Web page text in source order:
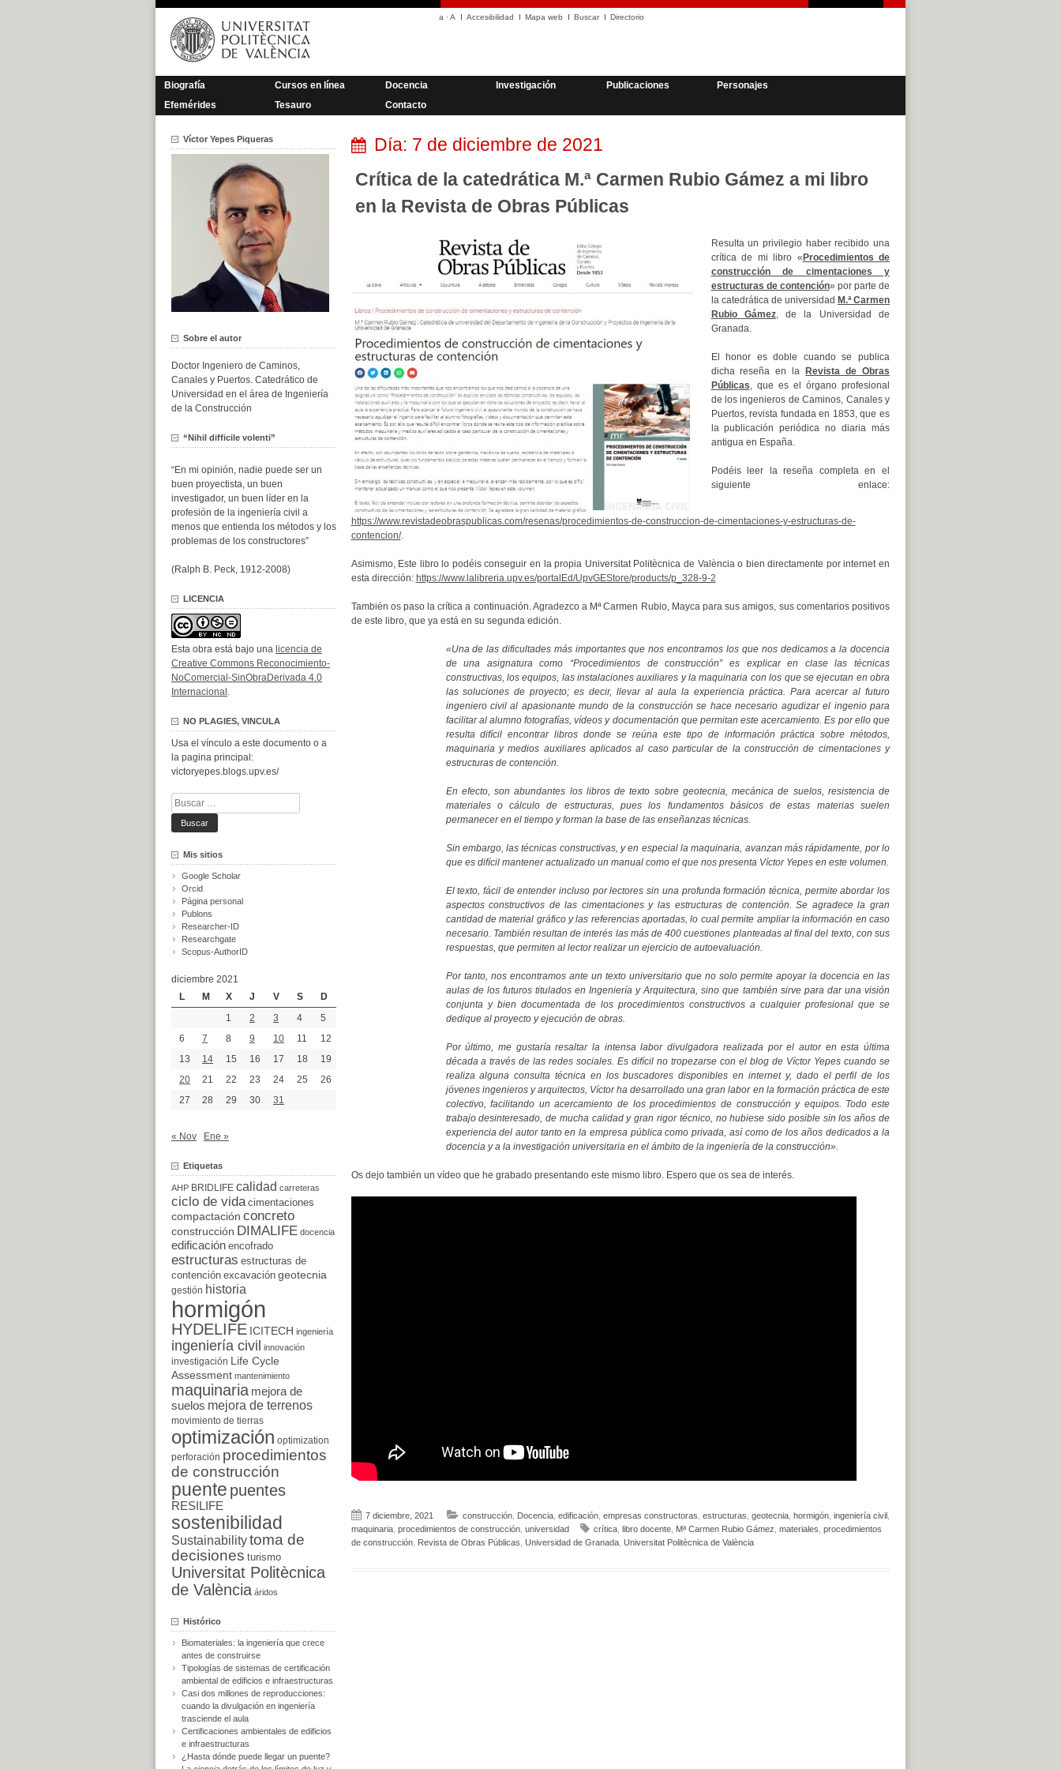
Saltar
contenido
a ·A Accesibilidad Mapa web Buscar Directorio
Biografía Cursos en línea Docencia Investigación Publicaciones
Personajes
Efemérides
Tesauro Contacto
Día: 7 de diciembre de 2021
Crítica de la catedrática M.ª Carmen Rubio Gámez a mi libro
en la Revista de Obras Públicas
Resulta un privilegio haber recibido una
crítica de mi libro « Procedimientos de
construcción de cimentaciones y
estructuras de contención» por parte de
la catedrática de universidad M.ª Carmen
Rubio Gámez, de la Universidad de
Granada.
El honor es doble cuando se publica
dicha reseña en la
Revista de Obras
Públicas, que es el órgano profesional
de los ingenieros de Caminos, Canales y
Puertos, revista fundada en 1853, que es
la publicación periódica no diaria más
antigua en España.
Podéis leer la reseña completa en el
siguiente enlace:
https://www.revistadeobraspublicas.com/resenas/procedimientos-de-construccion-de-cimentaciones-y-estructuras-de-
contencion/.
Asimismo, Este libro lo podéis conseguir en la propia Universitat Politècnica de València o bien directamente por internet en
esta dirección: https://www.lalibreria.upv.es/portalEd/UpvGEStore/products/p_328-9-2
También os paso la crítica a continuación. Agradezco a Mª Carmen Rubio, Mayca para sus amigos, sus comentarios positivos
de este libro, que ya está en su segunda edición.
«Una de las dificultades más importantes que nos encontramos los que nos dedicamos a la docencia
de una asignatura como “Procedimientos de construcción” es explicar en clase las técnicas
constructivas, los equipos, las instalaciones auxiliares y la maquinaria con los que se ejecutan en obra
las soluciones de proyecto; es decir, llevar al aula la experiencia práctica. Para acercar al futuro
ingeniero civil al apasionante mundo de la construcción se hace necesario agudizar el ingenio para
facilitar al alumno fotografías, vídeos y documentación que permitan este acercamiento. Es por ello que
resulta difícil encontrar libros donde se reúna este tipo de información práctica sobre métodos,
maquinaria y medios auxiliares aplicados al caso particular de la construcción de cimentaciones y
estructuras de contención.
En efecto, son abundantes los libros de texto sobre geotecnia, mecánica de suelos, resistencia de
materiales o cálculo de estructuras, pues los fundamentos básicos de estas materias suelen
permanecer en el tiempo y forman la base de las enseñanzas técnicas.
Sin embargo, las técnicas constructivas, y en especial la maquinaria, avanzan más rápidamente, por lo
que es difícil mantener actualizado un manual como el que nos presenta Víctor Yepes en este volumen.
El texto, fácil de entender incluso por lectores sin una profunda formación técnica, permite abordar los
aspectos constructivos de las cimentaciones y las estructuras de contención. Se agradece la gran
cantidad de material gráfico y las referencias aportadas, lo cual permite ampliar la información en caso
necesario. También resultan de interés las más de 400 cuestiones planteadas al final del texto, con sus
respuestas, que permiten al lector realizar un ejercicio de autoevaluación.
Por tanto, nos encontramos ante un texto universitario que no solo permite apoyar la docencia en las
aulas de los futuros titulados en Ingeniería y Arquitectura, sino que también sirve para dar una visión
conjunta y bien documentada de los procedimientos constructivos a cualquier profesional que se
dedique al proyecto y ejecución de obras.
Por último, me gustaría resaltar la intensa labor divulgadora realizada por el autor en esta última
década a través de las redes sociales. Es difícil no tropezarse con el blog de Víctor Yepes cuando se
realiza alguna consulta técnica en los buscadores disponibles en internet y, dado el perfil de los
jóvenes ingenieros y arquitectos, Víctor ha desarrollado una gran labor en la formación práctica de este
colectivo, facilitando un acercamiento de los procedimientos de construcción y equipos. Todo este
trabajo desinteresado, de mucha calidad y gran rigor técnico, no hubiese sido posible sin los años de
experiencia del autor tanto en la empresa pública como privada, así como de los años dedicados a la
docencia y a la investigación universitaria en el ámbito de la ingeniería de la construcción».
Os dejo también un vídeo que he grabado presentando este mismo libro. Espero que os sea de interés.
7 diciembre, 2021 construcción, Docencia, edificación, empresas constructoras estructuras geotecnia, hormigón, ingeniería civil,
maquinaria, procedimientos de construcción, universidad crítica, libro docente, Mª Carmen Rubio Gámez materiales procedimientos
de construcción, Revista de Obras Públicas Universidad de Granada, Universitat Politècnica de València
Víctor Yepes Piqueras
Sobre el autor
Doctor Ingeniero de Caminos,
Canales y Puertos. Catedrático de
Universidad en el área de Ingeniería
de la Construcción
“Nihil difficile volenti”
“En mi opinión, nadie puede ser un
buen proyectista, un buen
investigador, un buen líder en la
profesión de la ingeniería civil a
menos que entienda los métodos y los
problemas de los constructores”
(Ralph B. Peck, 1912-2008)
LICENCIA
Esta obra está bajo una licencia de
Creative Commons Reconocimiento-
NoComercial-SinObraDerivada 4.0
Internacional .
NO PLAGIES, VINCULA
Usa el vínculo a este documento o a
la pagina principal:
victoryepes.blogs.upv.es/
Buscar:
Mis sitios
Google Scholar
Orcid
Página personal
Publons
Researcher-ID
Researchgate
Scopus-AuthorID
diciembre 2021
L
M X J V S
D
1
2 3 4
5
6
7 8 9 10 11
12
13
14 15 16 17 18
19
20
21 22 23 24 25
26
27
28 29 30 31
« Nov Ene »
Etiquetas
AHP BRIDLIFE calidad carreteras
ciclo de vida cimentaciones
compactación concreto
construcción DIMALIFE docencia
edificación encofrado
estructuras estructuras de
contención excavación geotecnia
gestión historia
hormigón
HYDELIFE ICITECH ingeniería
ingeniería civil innovación
investigación
Life Cycle
Assessment mantenimiento
maquinaria mejora de
suelos mejora de terrenos
movimiento de tierras
optimización optimization
perforación procedimientos
de construcción
puente puentes
RESILIFE
sostenibilidad
Sustainabilitytoma de
decisiones turismo
Universitat Politècnica
de València áridos
Histórico
Biomateriales: la ingeniería que crece
antes de construirse
Tipologías de sistemas de certificación
ambiental de edificios e infraestructuras
Casi dos millones de reproducciones:
cuando la divulgación en ingeniería
trasciende el aula
Certificaciones ambientales de edificios
e infraestructuras
¿Hasta dónde puede llegar un puente?